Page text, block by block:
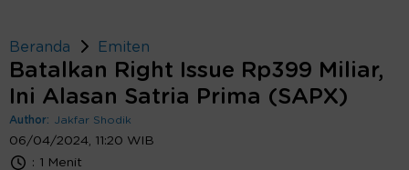
Beranda Emiten
Batalkan Right Issue Rp399 Miliar,
Ini Alasan Satria Prima (SAPX)
Author: Jakfar Shodik
06/04/2024, 11:20 WIB
: 1 Menit